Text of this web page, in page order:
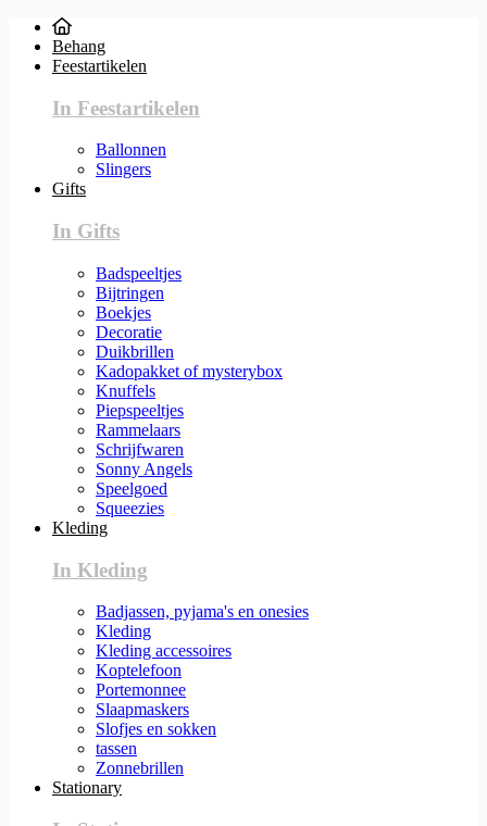
Behang
Feestartikelen
In Feestartikelen
Ballonnen
Slingers
Gifts
In Gifts
Badspeeltjes
Bijtringen
Boekjes
Decoratie
Duikbrillen
Kadopakket of mysterybox
Knuffels
Piepspeeltjes
Rammelaars
Schrijfwaren
Sonny Angels
Speelgoed
Squeezies
Kleding
In Kleding
Badjassen, pyjama's en onesies
Kleding
Kleding accessoires
Koptelefoon
Portemonnee
Slaapmaskers
Slofjes en sokken
tassen
Zonnebrillen
Stationary